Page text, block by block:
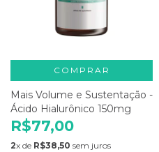
COMPRAR
Mais Volume e Sustentação -
Ácido Hialurônico 150mg
R$77,00
2x de R$38,50 sem juros